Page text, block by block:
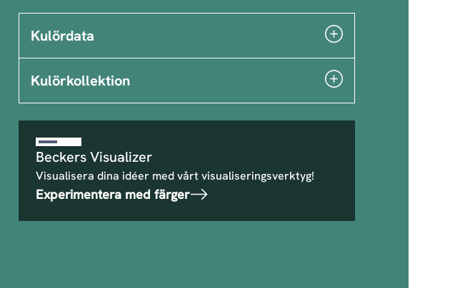
Kulördata
Kulörkollektion
Beckers Visualizer
Visualisera dina idéer med vårt visualiseringsverktyg!
Experimentera med färger